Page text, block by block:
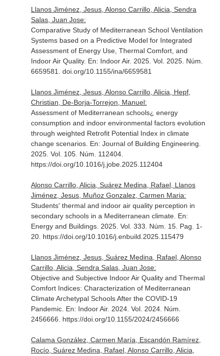
Llanos Jiménez, Jesus, Alonso Carrillo, Alicia, Sendra
Salas, Juan Jose:
Comparative Study of Mediterranean School Ventilation
Systems based on a Predictive Model for Integrated
Assessment of Energy Use, Thermal Comfort, and
Indoor Air Quality. En: Indoor Air. 2025. Vol. 2025. Núm.
6659581. doi.org/10.1155/ina/6659581
Llanos Jiménez, Jesus, Alonso Carrillo, Alicia, Hepf,
Christian, De-Borja-Torrejon, Manuel:
Assessment of Mediterranean schools¿ energy
consumption and indoor environmental factors evolution
through weighted Retrofit Potential Index in climate
change scenarios. En: Journal of Building Engineering
2025. Vol. 105. Núm. 112404.
https://doi.org/10.1016/j.jobe.2025.112404
Alonso Carrillo, Alicia, Suárez Medina, Rafael, Llanos
Jiménez, Jesus, Muñoz Gonzalez, Carmen Maria:
Students' thermal and indoor air quality perception in
secondary schools in a Mediterranean climate. En:
Energy and Buildings. 2025. Vol. 333. Núm. 15. Pag. 1-
20. https://doi.org/10.1016/j.enbuild.2025.115479
Llanos Jiménez, Jesus, Suárez Medina, Rafael, Alonso
Carrillo, Alicia, Sendra Salas, Juan Jose:
Objective and Subjective Indoor Air Quality and Thermal
Comfort Indices: Characterization of Mediterranean
Climate Archetypal Schools After the COVID-19
Pandemic. En: Indoor Air. 2024. Vol. 2024. Núm.
2456666. https://doi.org/10.1155/2024/2456666
Calama González, Carmen María, Escandón Ramírez,
Rocío, Suárez Medina, Rafael, Alonso Carrillo, Alicia,